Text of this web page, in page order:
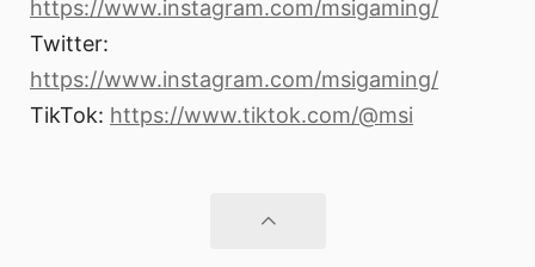
https://www.instagram.com/msigaming/
Twitter:
https://www.instagram.com/msigaming/
TikTok: https://www.tiktok.com/@msi